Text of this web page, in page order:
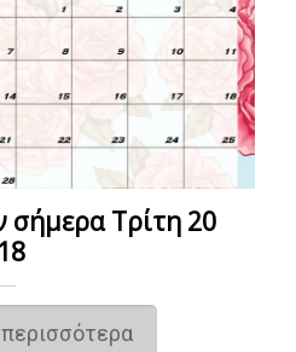
σήμερα Τρίτη 20